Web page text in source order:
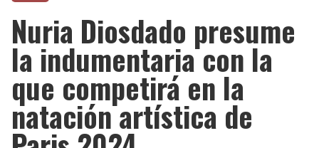
Nuria Diosdado presume
la indumentaria con la
que competirá en la
natación artística de